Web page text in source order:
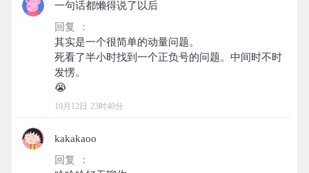
一句话都懒得说了以后
回复 ：
其实是一个很简单的动量问题。
死看了半小时找到一个正负号的问题。中间时不时
发愣。
10月12日 23时40分
kakakaoo
回复 ：